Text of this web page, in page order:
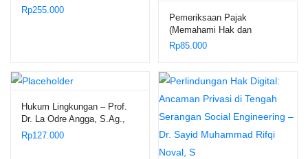
Dieben Robinson Manurung,
Rp255.000
Pemeriksaan Pajak
(Memahami Hak dan
Kewajiban dalam Pengujian
CTL., CTAP.
Rp85.000
Hukum Lingkungan – Prof.
Dr. La Odre Angga, S.Ag.,
S.H., M.Hum.
Rp127.000